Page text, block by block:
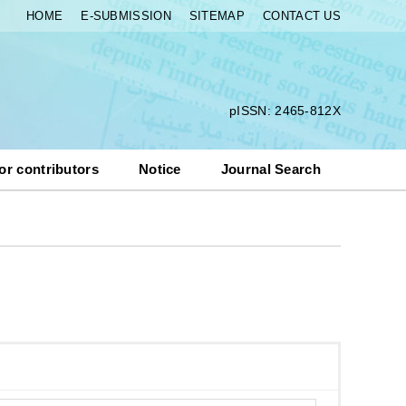
HOME E-SUBMISSION SITEMAP CONTACT US
pISSN: 2465-812X
contributors Notice Journal Search